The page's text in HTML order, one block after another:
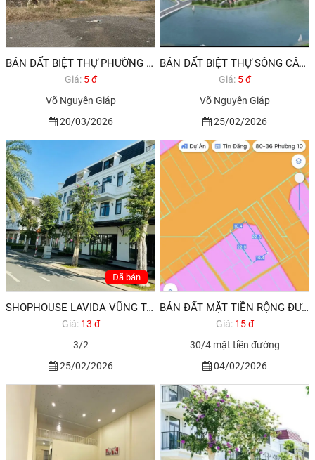
BÁN ĐẤT BIỆT THỰ PHƯỜNG 12 VŨNG TÀU VIEW SÔNG CÂY KHẾ
Giá: 5 đ
Võ Nguyên Giáp
20/03/2026
BÁN ĐẤT BIỆT THỰ SÔNG CÂY KHẾ VŨNG TÀU GIÁ RẺ ĐẦU TƯ
Giá: 5 đ
Võ Nguyên Giáp
25/02/2026
Đã bán
SHOPHOUSE LAVIDA VŨNG TÀU CẦN BÁN GẤP GIẢM 2,2 TỶ
Giá: 13 đ
3/2
25/02/2026
BÁN ĐẤT MẶT TIỀN RỘNG ĐƯỜNG 30/4 VŨNG TÀU 300M2 15,9 TỶ THƯƠNG LƯỢNG 2026
Giá: 15 đ
30/4 mặt tiền đường
04/02/2026